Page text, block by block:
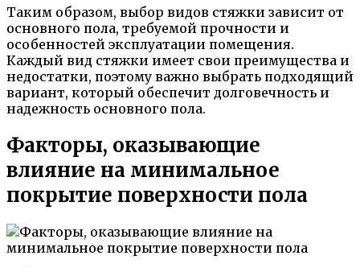
Таким образом, выбор видов стяжки зависит от
основного пола, требуемой прочности и
особенностей эксплуатации помещения.
Каждый вид стяжки имеет свои преимущества и
недостатки, поэтому важно выбрать подходящий
вариант, который обеспечит долговечность и
надежность основного пола.
Факторы, оказывающие
влияние на минимальное
покрытие поверхности пола